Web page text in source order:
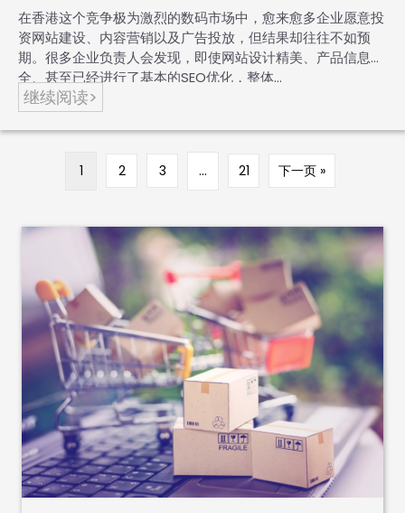
在香港这个竞争极为激烈的数码市场中，愈来愈多企业愿意投
资网站建设、内容营销以及广告投放，但结果却往往不如预
期。很多企业负责人会发现，即使网站设计精美、产品信息齐
全、甚至已经进行了基本的SEO优化，整体…
继续阅读>
1 2 3 … 21 下一页 »